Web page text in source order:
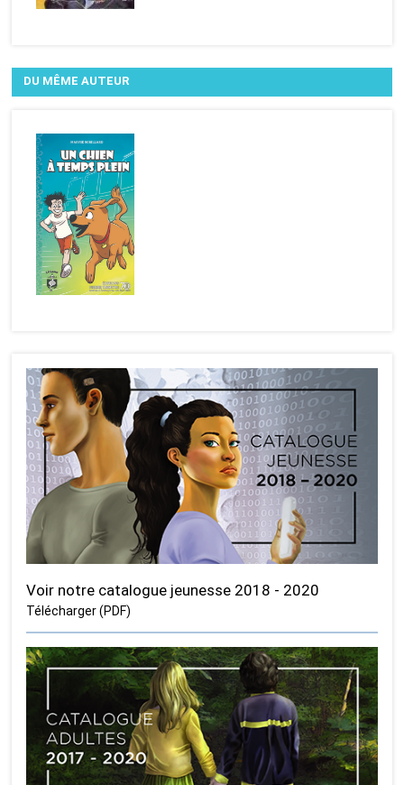
DU MÊME AUTEUR
Voir notre catalogue jeunesse 2018 - 2020
Télécharger (PDF)